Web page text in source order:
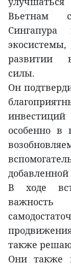
Вьетнам
Сингапура
развитии
силы.
Он
особенно в
В ходе
также
Они также